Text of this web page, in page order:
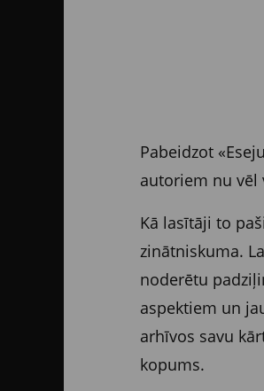
Pabeidzot
autoriem nu vēl
Kā lasītāji to
zinātniskuma.
noderētu
aspektiem un
arhīvos savu
kopums.